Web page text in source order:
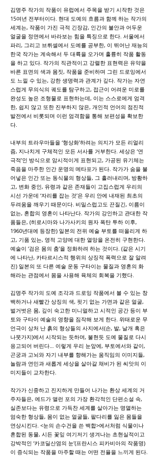
김명주 작가의 작품이 유럽에서 주목을 받기 시작한 것은
15여년 전부터이다. 현대 도예의 흐름과 함께 하는 작가의
세계는, 작품이 가진 극적 긴장감, 인간의 불안과 어두운
얼굴을 정면에서 바라보는 힘을 특징으로 한다. 서울에서
파리, 그리고 브뤼셀에서 도예를 공부한, 이 뛰어난 재능의
한국 작가는 계속해서 두 대륙을 오가며 훌륭히 작품 활동
을 하고 있다. 작가의 직관적이고 강렬한 표현력은 유약을
바른 표면의 색과 몸짓, 작품을 준비하며 그린 드로잉에서
도 느낄 수 있는, 강한 생명력과 관계가 깊다. 작가는 자연
스럽게 무의식의 궤도를 탐구하고, 접근이 어려운 미로를
완성도 높은 조형물로 표현하는데, 이는 스스로에게 엄격
한, 쉽지 않고 또한 진부하지 않은, 개인적 언어의 점진적
발전에서 비롯되며 이런 엄격함을 통해 보편성을 확보한
다.
내부의 트라우마들을 ‘형상화’하려는 의지가 모든 리얼리
즘, 지나치게 구체적인 모든 서사를 거부한다. 세상은 ‘연
극적’인 방식으로 암시적이게 표현되고, 가공된 유기체는
죽음을 마주한 인간 운명의 메타포가 된다. 작가가 숨을 불
어넣은 인간 또는 동식물의 형상들, 그 흘러내리며, 방황하
고, 변화 중인, 유령과 같은 존재들이 고집스럽게 우리의
시선 가운데 ‘자리를 잡는 것’은 우리 안에 내재된 최초의
두려움을 깨우기 때문이다. 비밀스럽고도 끈질긴, 이름이
없는, 혼합의 영혼이 나타난다. 작가의 강인하고 관대한 작
품들은, (히로시마와 나가사키의 원자 폭탄 투하 이후,
1960년대에 등장한) 일본의 전위 예술 부토를 떠올리게 하
고, 기품 있는, 영적 고양에 대한 열망을 온전히 구현한다.
예술이 ‘검은 몸의 춤’을 정화하려 하는 것이다. (같은 시기
에 나타난, 카타르시스적 행위의 상징적 폭력으로 잘 알려
진) 일본의 또 다른 예술 운동 구타이는 물질과 영혼의 화
해라는 관점에서 몸을 사용해 육체의 회복을 기했다.
김명주 작가의 도예 조각과 드로잉 작품에서 볼 수 있는 창
백하거나 새빨간 상징의 색, 핏기 없는 가면과 같은 얼굴,
벌거벗은 몸, 깊이 숙고한 미니멀하고 시적인 공간 등이 부
토와 구타이 예술의 영향을 짐작해 보게 한다. 위태로운 무
언극이 상처 난 흙의 형상들의 사지에서(손, 발, 날개 혹은
나뭇가지)에서 시작되는 듯하며, 불현듯 도예 물질로 다시
응고되어 버린다… 이렇게 우리 눈앞에, 부토에서와 같이,
곤궁과 고뇌와 자기 내부를 향해가는 움직임의 이미지들,
놀람과 연민과 새롭게 세상을 살아갈 채비가 된 씨앗의 이
미지들이 교차한다.
작가가 신중하고 진지하게 만들어 나가는 환상 세계의 거
주자들은, 에드가 앨런 포의 가장 환각적인 단편소설 속,
실존보다는 유령으로 가득찬 세계를 살아가는 명멸하는
엄숙한 형상들, 몸이 없는 얼굴들, 팔다리를 잃은 몸들을
연상시킨다. <눈의 손수건을 쓴 백합>에서처럼 식물이나
혼합된 동물, 시든 꽃잎 여기저기 생겨나는 초현실적이고
강박적인 ‘카코딜산염의 눈’(프란시스 피카비아의 작품명)
이 증식되는 작품을 마주할 때는 어떤 전율을 느끼게 된다.